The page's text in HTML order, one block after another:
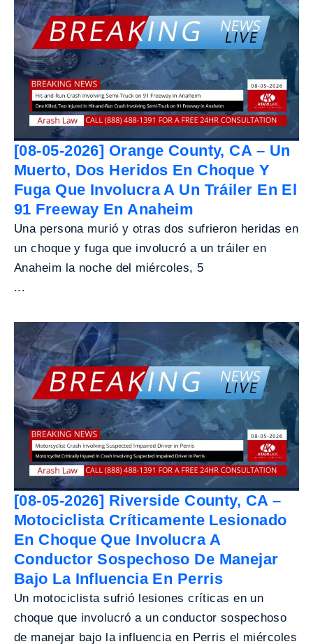
[08-05-2026] Orange County, CA – Un
Muerto, Dos Heridos En Choque Y
Fuga Que Involucra A Un Tráiler En El
91 Freeway En Anaheim
Una persona murió y otras dos sufrieron heridas en
un choque y fuga que involucró a un tráiler en
Anaheim la noche del miércoles, 5
...
[08-05-2026] Riverside County, CA –
Motociclista Críticamente Lesionado
En Choque Que Involucra A
Conductor Sospechoso De Manejar
Bajo La Influencia En Perris
Un motociclista sufrió lesiones críticas en un
choque que involucró a un conductor sospechoso
de manejar bajo la influencia en Perris el miércoles